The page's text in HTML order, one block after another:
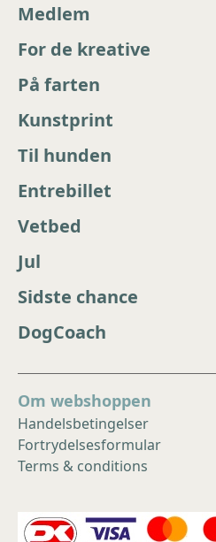
Medlem
For de kreative
På farten
Kunstprint
Til hunden
Entrebillet
Vetbed
Jul
Sidste chance
DogCoach
Om webshoppen
Handelsbetingelser
Fortrydelsesformular
Terms & conditions